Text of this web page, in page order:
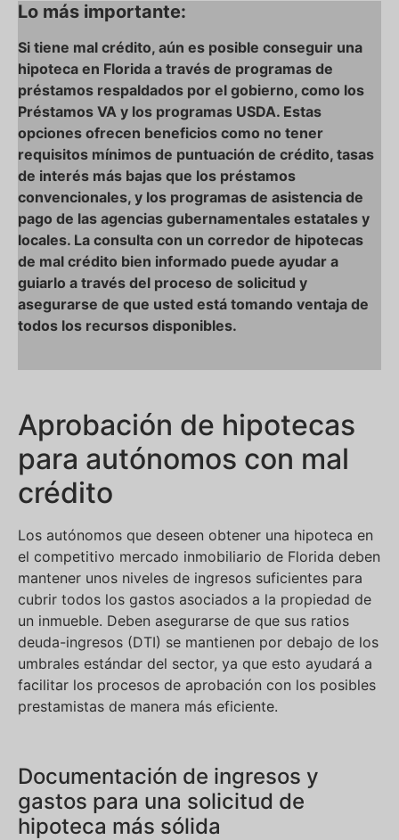
Lo más importante:
Si tiene mal crédito, aún es posible conseguir una
hipoteca en Florida a través de programas de
préstamos respaldados por el gobierno, como los
Préstamos VA y los programas USDA. Estas
opciones ofrecen beneficios como no tener
requisitos mínimos de puntuación de crédito, tasas
de interés más bajas que los préstamos
convencionales, y los programas de asistencia de
pago de las agencias gubernamentales estatales y
locales. La consulta con un corredor de hipotecas
de mal crédito bien informado puede ayudar a
guiarlo a través del proceso de solicitud y
asegurarse de que usted está tomando ventaja de
todos los recursos disponibles.
Aprobación de hipotecas
para autónomos con mal
crédito
Los autónomos que deseen obtener una hipoteca en
el competitivo mercado inmobiliario de Florida deben
mantener unos niveles de ingresos suficientes para
cubrir todos los gastos asociados a la propiedad de
un inmueble. Deben asegurarse de que sus ratios
deuda-ingresos (DTI) se mantienen por debajo de los
umbrales estándar del sector, ya que esto ayudará a
facilitar los procesos de aprobación con los posibles
prestamistas de manera más eficiente.
Documentación de ingresos y
gastos para una solicitud de
hipoteca más sólida